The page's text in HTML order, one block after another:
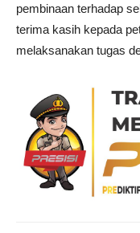
pembinaan terhadap
terima kasih kepada
melaksanakan tugas